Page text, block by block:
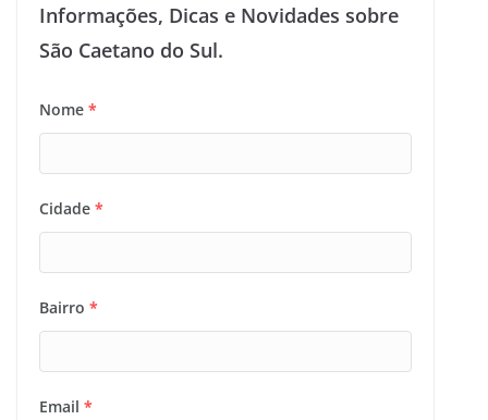
Informações, Dicas e Novidades sobre
São Caetano do Sul.
Nome *
Cidade *
Bairro *
Email *